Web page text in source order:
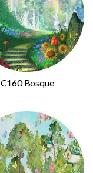
C160 Bosque